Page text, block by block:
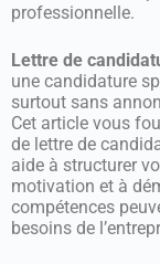
professionnelle.
Lettre de
une candidature
surtout sans
Cet article vous
de lettre de
aide à structurer
motivation et à
compétences
besoins de